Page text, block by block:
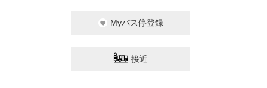
Myバス停登録
接近